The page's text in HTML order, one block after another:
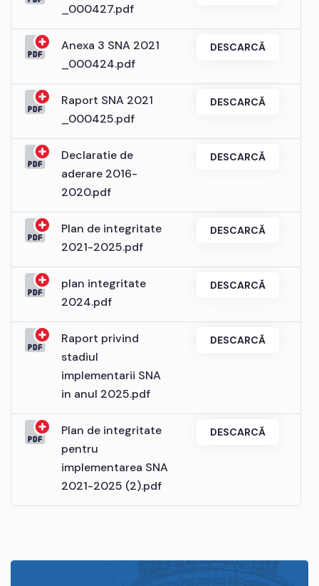
_000427.pdf
Anexa 3 SNA 2021
_000424.pdf
DESCARCĂ
Raport SNA 2021
_000425.pdf
DESCARCĂ
Declaratie de
aderare 2016-
2020.pdf
DESCARCĂ
Plan de integritate
2021-2025.pdf
DESCARCĂ
plan integritate
2024.pdf
DESCARCĂ
Raport privind
stadiul
implementarii SNA
in anul 2025.pdf
DESCARCĂ
Plan de integritate
pentru
implementarea SNA
2021-2025 (2).pdf
DESCARCĂ